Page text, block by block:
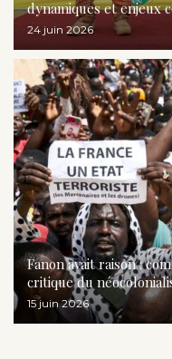
dynamiques et enjeux
24 juin 2026
Fanon avait raison :
critique du
15 juin 2026